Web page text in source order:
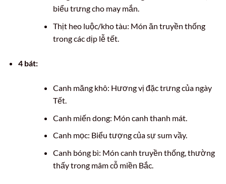
biểu trưng cho may mắn.
Thịt heo luộc/kho tàu: Món ăn truyền thống
trong các dịp lễ tết.
4 bát:
Canh măng khô: Hương vị đặc trưng của ngày
Tết.
Canh miến dong: Món canh thanh mát.
Canh mọc: Biểu tượng của sự sum vầy.
Canh bóng bì: Món canh truyền thống, thường
thấy trong mâm cỗ miền Bắc.